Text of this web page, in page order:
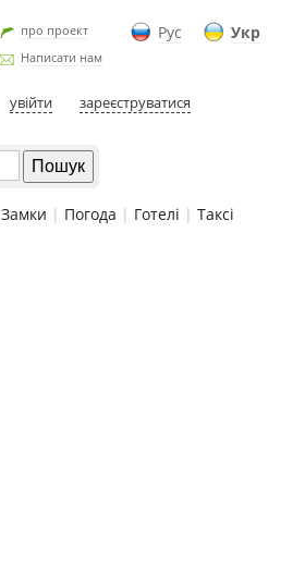
Рус Укр
про проект
Написати нам
увійти зареєструватися
Замки | Погода | Готелі | Таксі